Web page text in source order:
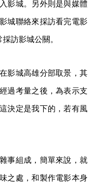
影城。另外則是與媒體
城聯絡來採訪看完電影
訪影城公關。
影城高雄分部取景，其
過考量之後，為表示支
決定是我下的，若有風
事組成，簡單來說，就
之處，和製作電影本身